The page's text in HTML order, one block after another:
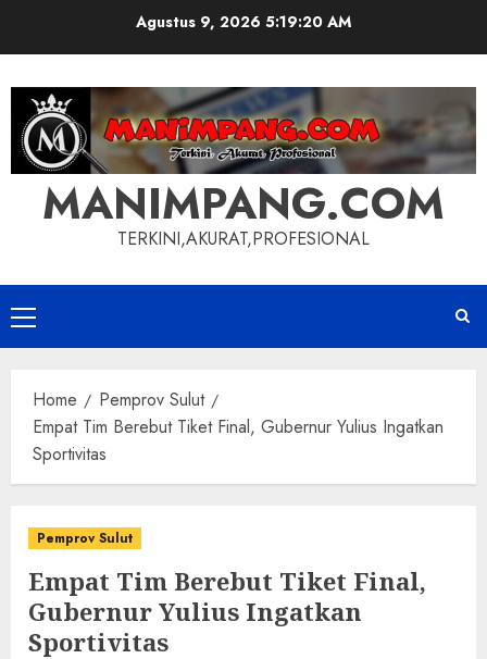
Agustus 9, 20265:19:21 AM
MANIMPANG.COM
TERKINI,AKURAT,PROFESIONAL
Primary
Menu
Home
Pemprov Sulut
Empat Tim Berebut Tiket Final, Gubernur Yulius Ingatkan
Sportivitas
Pemprov Sulut
Empat Tim Berebut Tiket Final,
Gubernur Yulius Ingatkan
Sportivitas